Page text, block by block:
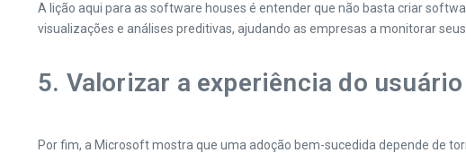
A lição aqui para as software houses é entender que não basta criar
visualizações e análises preditivas, ajudando as empresas a monitorar
5. Valorizar a experiência do
Por fim, a Microsoft mostra que uma adoção bem-sucedida depende de